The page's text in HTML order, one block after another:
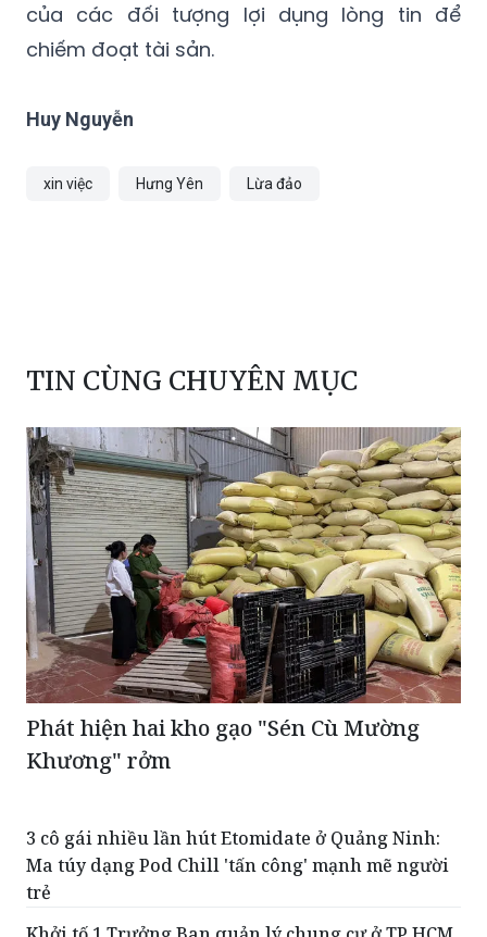
của các đối tượng lợi dụng lòng tin để
chiếm đoạt tài sản.
Huy Nguyễn
xin việc Hưng Yên Lừa đảo
TIN CÙNG CHUYÊN MỤC
Phát hiện hai kho gạo "Sén Cù Mường
Khương" rởm
3 cô gái nhiều lần hút Etomidate ở Quảng Ninh:
Ma túy dạng Pod Chill 'tấn công' mạnh mẽ người
trẻ